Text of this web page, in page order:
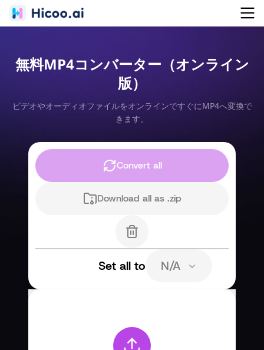
無料MP4コンバーター（オンライン
版）
ビデオやオーディオファイルをオンラインですぐにMP4へ変換で
きます。